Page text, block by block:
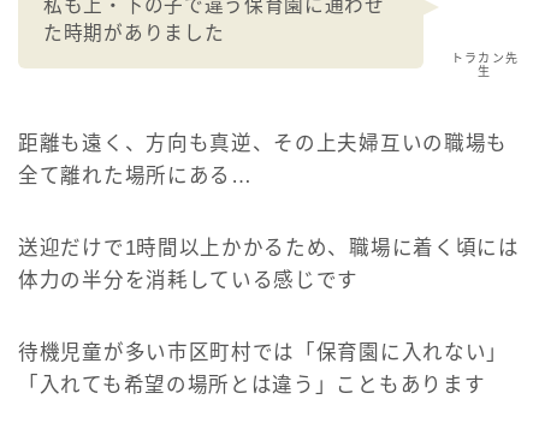
トラカン先
生
私も上・下の子で違う保育園に通わせ
た時期がありました
距離も遠く、方向も真逆、その上夫婦互いの職場も
全て離れた場所にある…
送迎だけで1時間以上かかるため、職場に着く頃には
体力の半分を消耗している感じです
待機児童が多い市区町村では「保育園に入れない」
「入れても希望の場所とは違う」こともあります